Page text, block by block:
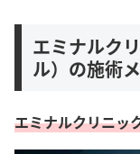
エミナルク
ル）の施術
エミナルクリニッ